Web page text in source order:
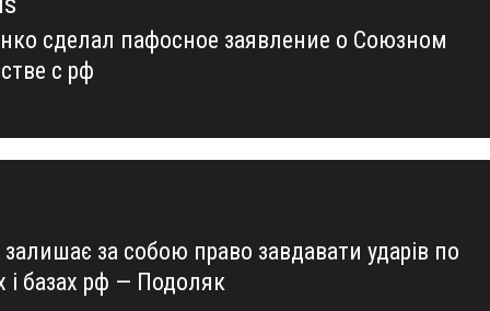
сделал пафосное заявление о Союзном
с рф
залишає за собою право завдавати ударів по
і базах рф — Подоляк